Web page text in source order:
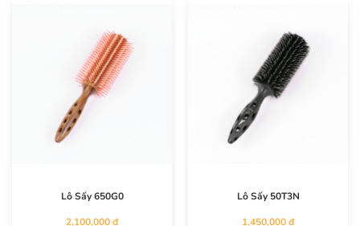
Lô Sấy 650G0
2,100,000 đ
Lô Sấy 50T3N
1,450,000 đ